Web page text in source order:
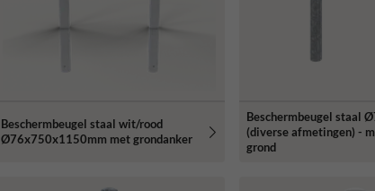
Beschermbeugel staal wit/rood
Ø76x750x1150mm met grondanker
Beschermbeugel staal
(diverse afmetingen) -
grond